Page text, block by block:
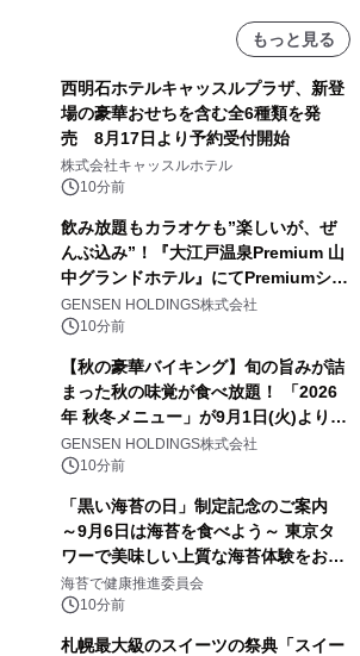
もっと見る
西明石ホテルキャッスルプラザ、新登
場の豪華おせちを含む全6種類を発
売 8月17日より予約受付開始
株式会社キャッスルホテル
10分前
飲み放題もカラオケも”楽しいが、ぜ
んぶ込み”！『大江戸温泉Premium 山
中グランドホテル』にてPremiumシリ
ーズ初のオールインクルーシブ導入
GENSEN HOLDINGS株式会社
10分前
【秋の豪華バイキング】旬の旨みが詰
まった秋の味覚が食べ放題！ 「2026
年 秋冬メニュー」が9月1日(火)より提
供スタート
GENSEN HOLDINGS株式会社
10分前
「黒い海苔の日」制定記念のご案内
～9月6日は海苔を食べよう～ 東京タ
ワーで美味しい上質な海苔体験をお届
けします！
海苔で健康推進委員会
10分前
札幌最大級のスイーツの祭典「スイー